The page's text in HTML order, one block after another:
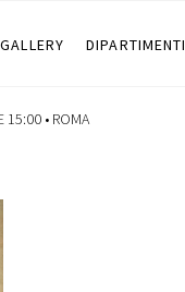
GALLERY DIPARTIMENTI
15:00 • ROMA